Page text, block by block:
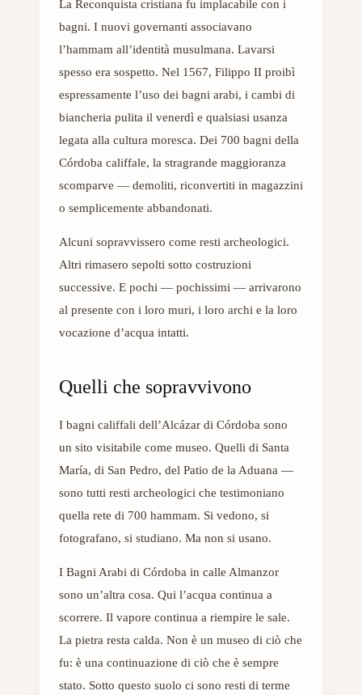
La Reconquista cristiana fu implacabile con i
bagni. I nuovi governanti associavano
l’hammam all’identità musulmana. Lavarsi
spesso era sospetto. Nel 1567, Filippo II proibì
espressamente l’uso dei bagni arabi, i cambi di
biancheria pulita il venerdì e qualsiasi usanza
legata alla cultura moresca. Dei 700 bagni della
Córdoba califfale, la stragrande maggioranza
scomparve — demoliti, riconvertiti in magazzini
o semplicemente abbandonati.
Alcuni sopravvissero come resti archeologici.
Altri rimasero sepolti sotto costruzioni
successive. E pochi — pochissimi — arrivarono
al presente con i loro muri, i loro archi e la loro
vocazione d’acqua intatti.
Quelli che sopravvivono
I bagni califfali dell’Alcázar di Córdoba sono
un sito visitabile come museo. Quelli di Santa
María, di San Pedro, del Patio de la Aduana —
sono tutti resti archeologici che testimoniano
quella rete di 700 hammam. Si vedono, si
fotografano, si studiano. Ma non si usano.
I Bagni Arabi di Córdoba in calle Almanzor
sono un’altra cosa. Qui l’acqua continua a
scorrere. Il vapore continua a riempire le sale.
La pietra resta calda. Non è un museo di ciò che
fu: è una continuazione di ciò che è sempre
stato. Sotto questo suolo ci sono resti di terme